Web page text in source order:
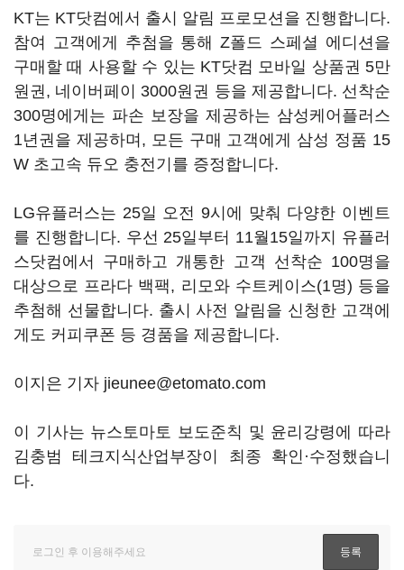
KT는 KT닷컴에서 출시 알림 프로모션을 진행합니다.
참여 고객에게 추첨을 통해 Z폴드 스페셜 에디션을
구매할 때 사용할 수 있는 KT닷컴 모바일 상품권 5만
원권, 네이버페이 3000원권 등을 제공합니다. 선착순
300명에게는 파손 보장을 제공하는 삼성케어플러스
1년권을 제공하며, 모든 구매 고객에게 삼성 정품 15
W 초고속 듀오 충전기를 증정합니다.
LG유플러스는 25일 오전 9시에 맞춰 다양한 이벤트
를 진행합니다. 우선 25일부터 11월15일까지 유플러
스닷컴에서 구매하고 개통한 고객 선착순 100명을
대상으로 프라다 백팩, 리모와 수트케이스(1명) 등을
추첨해 선물합니다. 출시 사전 알림을 신청한 고객에
게도 커피쿠폰 등 경품을 제공합니다.
이지은 기자 jieunee@etomato.com
이 기사는 뉴스토마토 보도준칙 및 윤리강령에 따라
김충범 테크지식산업부장이 최종 확인·수정했습니
다.